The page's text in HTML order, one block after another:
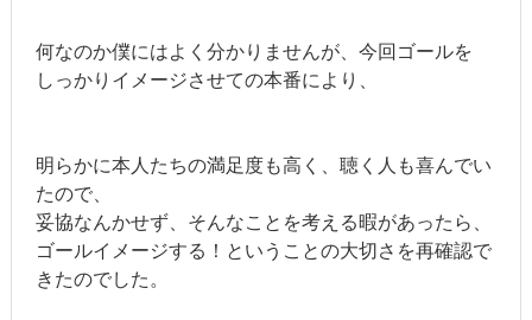
何なのか僕にはよく分かりませんが、今回ゴールを
しっかりイメージさせての本番により、
明らかに本人たちの満足度も高く、聴く人も喜んでい
たので、
妥協なんかせず、そんなことを考える暇があったら、
ゴールイメージする！ということの大切さを再確認で
きたのでした。